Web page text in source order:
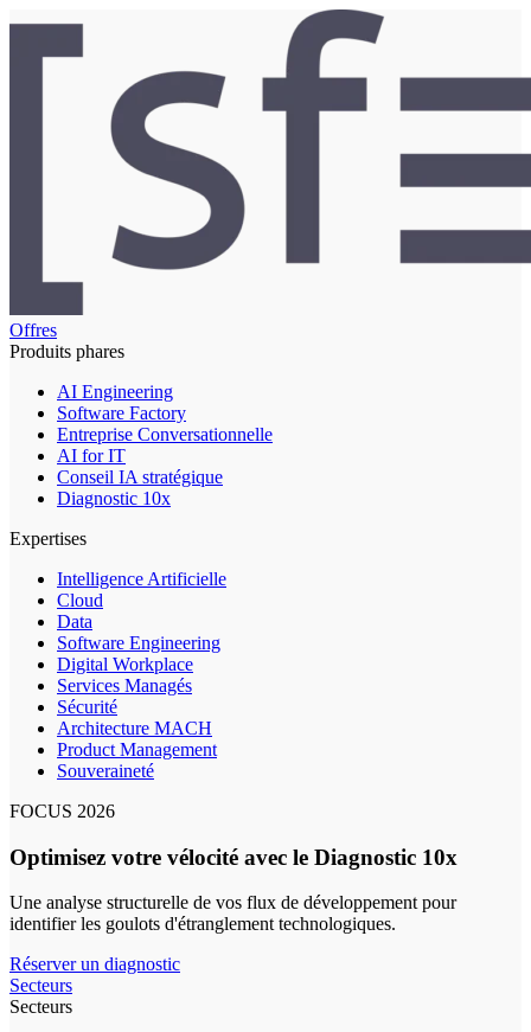
Offres
Produits phares
AI Engineering
Software Factory
Entreprise Conversationnelle
AI for IT
Conseil IA stratégique
Diagnostic 10x
Expertises
Intelligence Artificielle
Cloud
Data
Software Engineering
Digital Workplace
Services Managés
Sécurité
Architecture MACH
Product Management
Souveraineté
FOCUS 2026
Optimisez votre vélocité avec le Diagnostic 10x
Une analyse structurelle de vos flux de développement pour
identifier les goulots d'étranglement technologiques.
Réserver un diagnostic
Secteurs
Secteurs